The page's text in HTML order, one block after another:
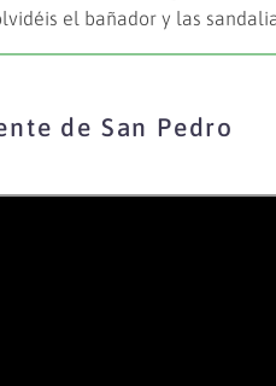
el bañador y las
de San Pedro